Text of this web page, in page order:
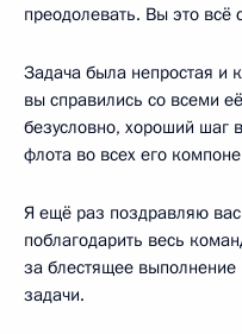
преодолевать. Вы это всё
Задача была непростая и
вы справились со всеми
безусловно, хороший шаг
флота во всех его
Я ещё раз поздравляю
поблагодарить весь
за блестящее
задачи.